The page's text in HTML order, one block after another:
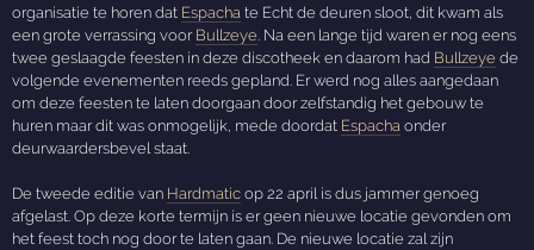
organisatie te horen dat Espacha te Echt de deuren sloot, dit kwam als
een grote verrassing voor Bullzeye . Na een lange tijd waren er nog eens
twee geslaagde feesten in deze discotheek en daarom had Bullzeye de
volgende evenementen reeds gepland. Er werd nog alles aangedaan
om deze feesten te laten doorgaan door zelfstandig het gebouw te
huren maar dit was onmogelijk, mede doordat Espacha onder
deurwaardersbevel staat.
De tweede editie van Hardmatic op 22 april is dus jammer genoeg
afgelast. Op deze korte termijn is er geen nieuwe locatie gevonden om
het feest toch nog door te laten gaan. De nieuwe locatie zal zijn